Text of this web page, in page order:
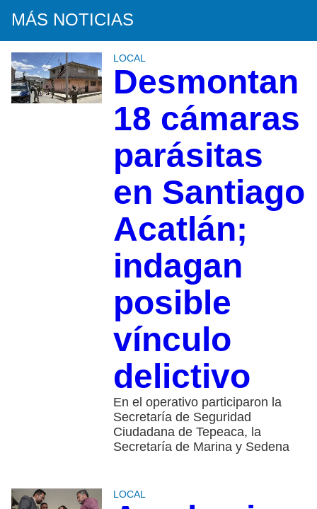
MÁS NOTICIAS
LOCAL
Desmontan
18 cámaras
parásitas
en Santiago
Acatlán;
indagan
posible
vínculo
delictivo
En el operativo participaron la
Secretaría de Seguridad
Ciudadana de Tepeaca, la
Secretaría de Marina y Sedena
LOCAL